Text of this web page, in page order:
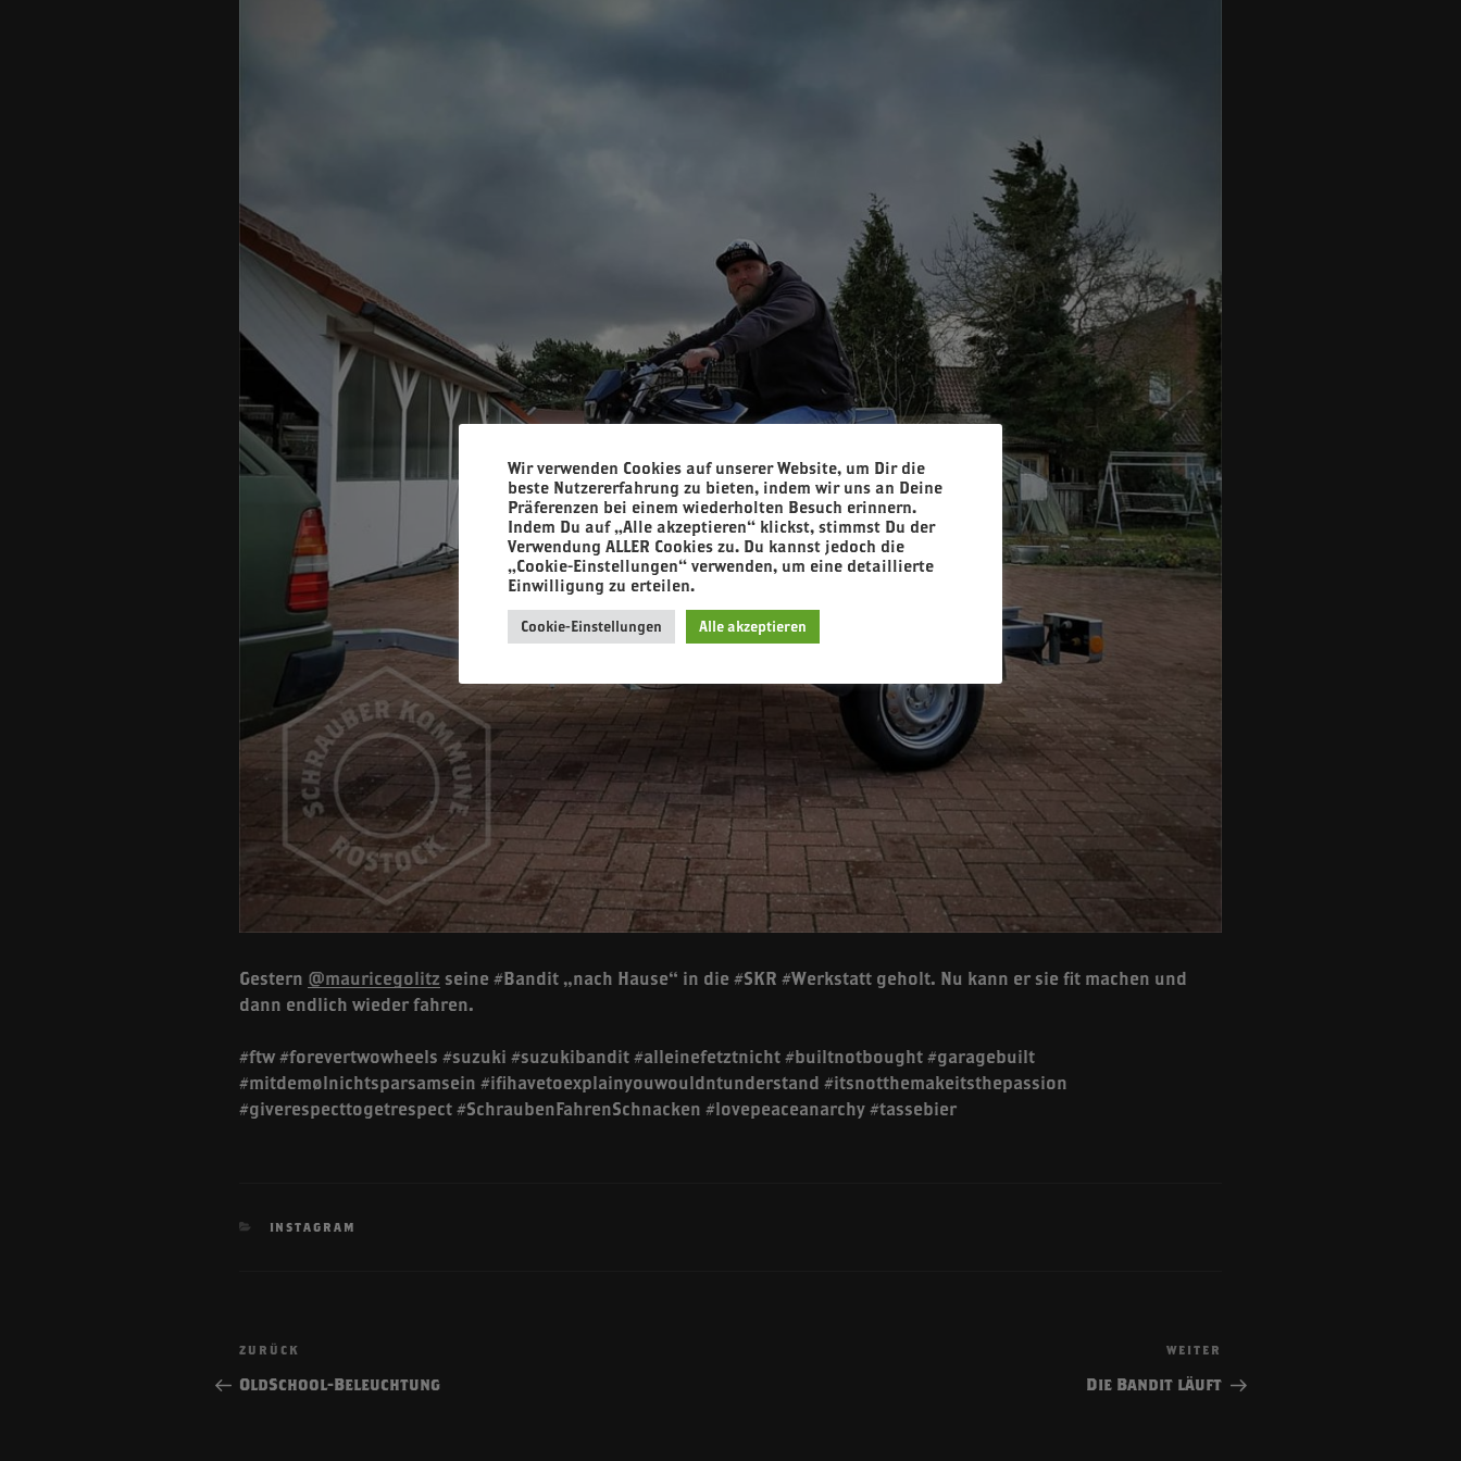
Gestern @mauricegolitz seine #Bandit „nach Hause“ in die #SKR #Werkstatt geholt. Nu kann er sie fit machen und
dann endlich wieder fahren.
#ftw #forevertwowheels #suzuki #suzukibandit #alleinefetztnicht #builtnotbought #garagebuilt
#mitdemølnichtsparsamsein #ifihavetoexplainyouwouldntunderstand #itsnotthemakeitsthepassion
#giverespecttogetrespect #SchraubenFahrenSchnacken #lovepeaceanarchy #tassebier
KATEGORIEN
INSTAGRAM
Beitragsnavigation
Vorheriger
Beitrag
ZURÜCK
OldSchool-Beleuchtung
Beitrag
WEITER
Die Bandit läuft
Wir verwenden Cookies auf unserer Website, um Dir die
beste Nutzererfahrung zu bieten, indem wir uns an Deine
Präferenzen bei einem wiederholten Besuch erinnern.
Indem Du auf „Alle akzeptieren“ klickst, stimmst Du der
Verwendung ALLER Cookies zu. Du kannst jedoch die
„Cookie-Einstellungen“ verwenden, um eine detaillierte
Einwilligung zu erteilen.
Cookie-Einstellungen Alle akzeptieren